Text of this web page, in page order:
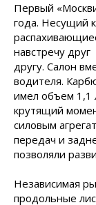
Первый
года. Несущий
навстречу друг
другу. Салон
водителя.
имел объем 1,1
крутящий
силовым
передач и
позволяли
Независимая
продольные